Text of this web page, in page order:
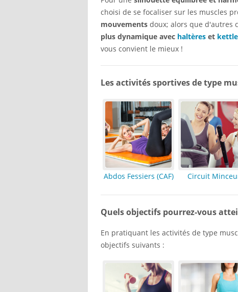
choisi de se focaliser sur les muscles
mouvements doux; alors que d'autres
plus dynamique avec haltères et
vous convient le mieux !
Les activités sportives de type
Abdos Fessiers (CAF) Circuit
Quels objectifs pourrez-vous
En pratiquant les activités de type
objectifs suivants :